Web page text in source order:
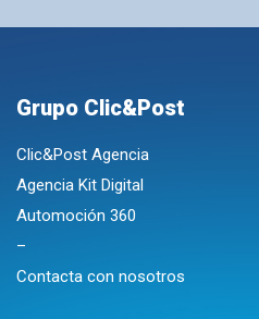
Grupo Clic&Post
Clic&Post Agencia
Agencia Kit Digital
Automoción 360
–
Contacta con nosotros